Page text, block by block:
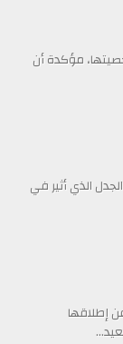
مؤكدة أن
الذي أثير في
إطلاقها